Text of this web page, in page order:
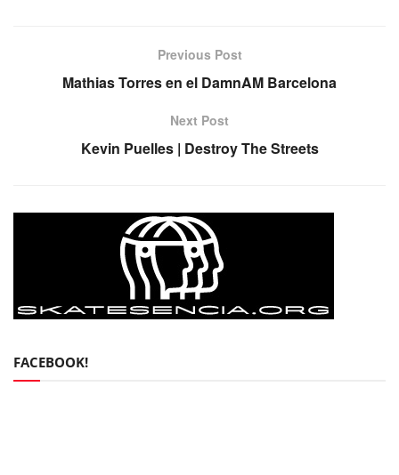
Previous Post
Mathias Torres en el DamnAM Barcelona
Next Post
Kevin Puelles | Destroy The Streets
FACEBOOK!